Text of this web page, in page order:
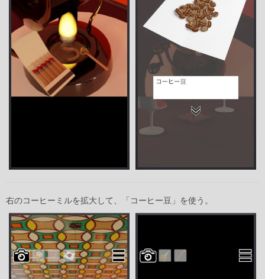
右のコーヒーミルを拡大して、「コーヒー豆」を使う。